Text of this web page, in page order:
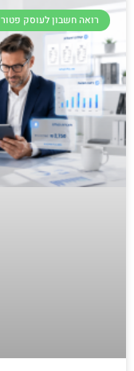
רואה חשבון לעוסק פטור